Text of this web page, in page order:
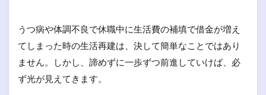
うつ病や体調不良で休職中に生活費の補填で借金が増え
てしまった時の生活再建は、決して簡単なことではあり
ません。しかし、諦めずに一歩ずつ前進していけば、必
ず光が見えてきます。